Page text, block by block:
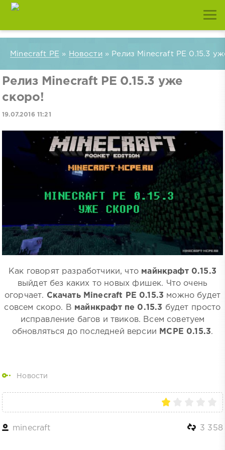
Minecraft PE » Новости » Релиз Minecraft PE 0.15.3
Релиз Minecraft PE 0.15.3 уже
скоро!
19.07.2016 11:21
Как говорят разработчики, что майнкрафт 0.15.3
выйдет без каких то новых фишек. Что очень
огорчает. Скачать Minecraft PE 0.15.3 можно будет
совсем скоро. В майнкрафт пе 0.15.3 будет просто
исправление багов и твиков. Всем советуем
обновляться до последней версии MCPE 0.15.3.
Новости
minecraft 3 358